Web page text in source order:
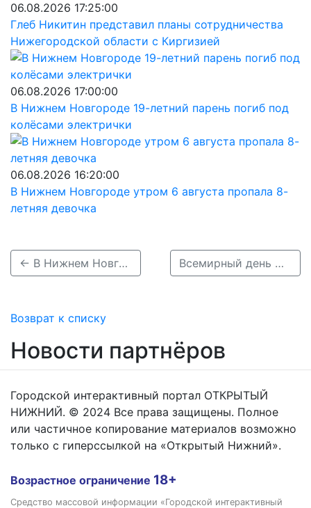
06.08.2026 17:25:00
Глеб Никитин представил планы сотрудничества
Нижегородской области с Киргизией
06.08.2026 17:00:00
В Нижнем Новгороде 19-летний парень погиб под
колёсами электрички
06.08.2026 16:20:00
В Нижнем Новгороде утром 6 августа пропала 8-
летняя девочка
← В Нижнем Новгороде открылась ярмарка «Секреты мастеров-2025» Всемирный день шоколада: от ацтеков до кофеен Нижнего Новгорода →
Возврат к списку
Новости партнёров
Городской интерактивный портал ОТКРЫТЫЙ
НИЖНИЙ. © 2024 Все права защищены. Полное
или частичное копирование материалов возможно
только с гиперссылкой на «Открытый Нижний».
Возрастное ограничение 18+
Средство массовой информации «Городской интерактивный